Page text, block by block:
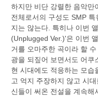
하지만 비단 강렬한 음악만
전체로서의 구성도 SMP
지는 않는다. 특히나 이번
(Unplugged Ver.)'은 이번
거를 오마주한 곡이라 할
광을 되짚어 보면서도 어쿠
현 시대에도 적응하는 모
고 억지 주장하지 않고 시
신들이 써온 전설을 계속해